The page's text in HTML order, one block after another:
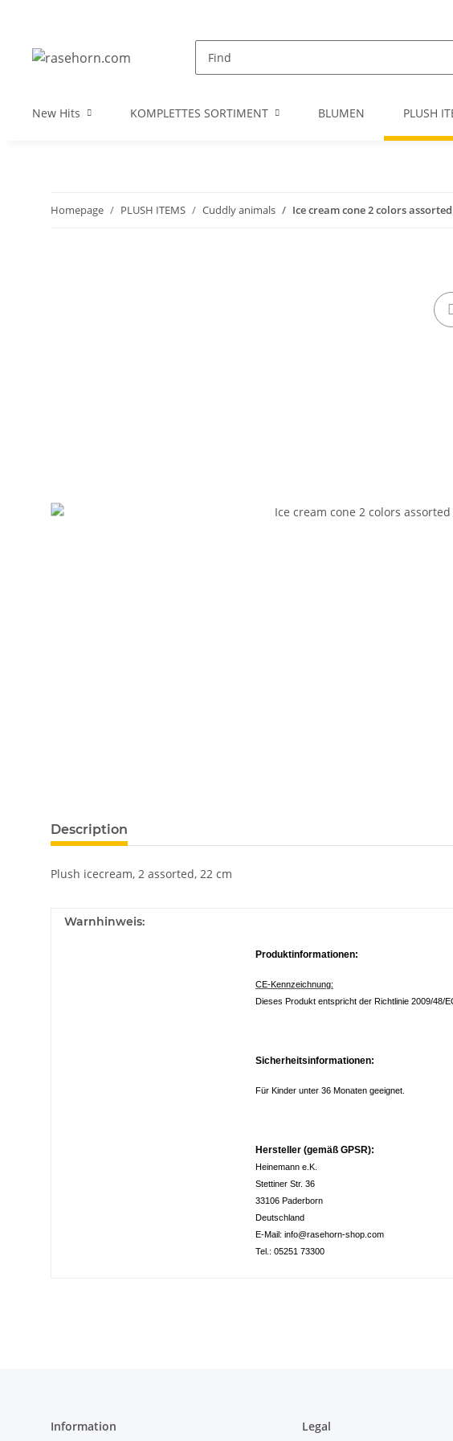
New Hits KOMPLETTES SORTIMENT BLUMEN PLUSH
Homepage PLUSH ITEMS Cuddly animals Ice cream cone 2 colors
Description
Plush icecream, 2 assorted, 22 cm
Warnhinweis:
Produktinformationen:
CE-Kennzeichnung:
Dieses Produkt entspricht der Richtlinie 2009/48/
Sicherheitsinformationen:
Für Kinder unter 36 Monaten geeignet.
Hersteller (gemäß GPSR):
Heinemann e.K.
Stettiner Str. 36
33106 Paderborn
Deutschland
E-Mail: info@rasehorn-shop.com
Tel.: 05251 73300
Information Legal